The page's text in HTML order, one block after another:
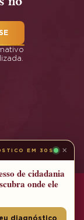
EM 30S ×
de cidadania
onde ele
diagnóstico